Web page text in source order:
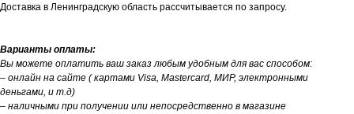
Доставка в Ленинградскую область рассчитывается по запросу.
Варианты оплаты:
Вы можете оплатить ваш заказ любым удобным для вас способом:
– онлайн на сайте ( картами Visa, Mastercard, МИР, электронными
деньгами, и т.д)
– наличными при получении или непосредственно в магазине